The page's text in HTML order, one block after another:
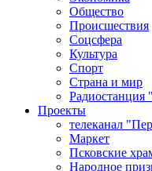
Общество
Происшествия
Соцсфера
Культура
Спорт
Страна и мир
Радиостанция
Проекты
телеканал
Маркет
Псковские
Народное